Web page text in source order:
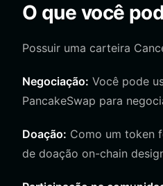
O que você
Possuir uma carteira
Negociação: Você pode
PancakeSwap para
Doação: Como um token
de doação on-chain